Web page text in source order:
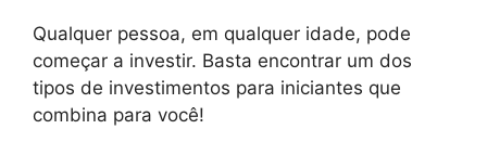
Qualquer pessoa, em qualquer idade, pode
começar a investir. Basta encontrar um dos
tipos de investimentos para iniciantes que
combina para você!